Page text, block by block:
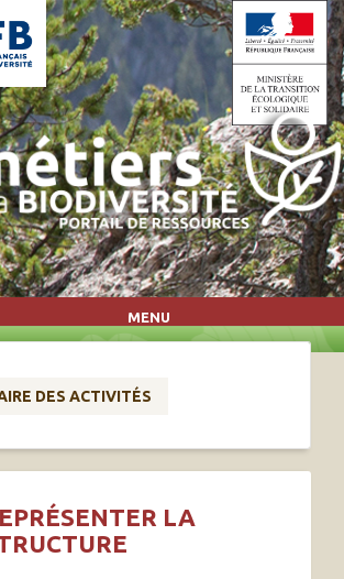
Aller au contenu principal
MENU
DES ACTIVITÉS
LA